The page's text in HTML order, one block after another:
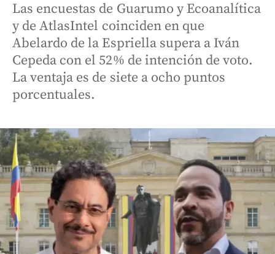
Las encuestas de Guarumo y Ecoanalítica
y de AtlasIntel coinciden en que
Abelardo de la Espriella supera a Iván
Cepeda con el 52% de intención de voto.
La ventaja es de siete a ocho puntos
porcentuales.